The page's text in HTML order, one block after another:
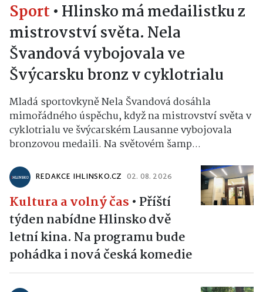
Sport • Hlinsko má medailistku z
mistrovství světa. Nela
Švandová vybojovala ve
Švýcarsku bronz v cyklotrialu
Mladá sportovkyně Nela Švandová dosáhla
mimořádného úspěchu, když na mistrovství světa v
cyklotrialu ve švýcarském Lausanne vybojovala
bronzovou medaili. Na světovém šamp...
REDAKCE IHLINSKO.CZ 02. 08. 2026
Kultura a volný čas • Příští
týden nabídne Hlinsko dvě
letní kina. Na programu bude
pohádka i nová česká komedie